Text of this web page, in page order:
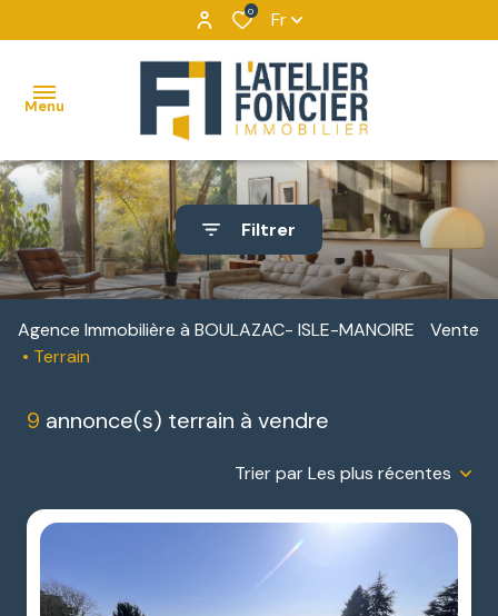
0 Fr
Menu
ACCUEIL
VENTES
MAISONS
APPARTEMENTS
IMMEUBLES
GARAGES
PARKINGS
BIENS
VENDUS
D'ENTREPRISE
VENTES
LOCATIONS
ESTIMATION
AGENCE
NOUS
NOUS
Filtrer
Agence Immobilière à BOULAZAC- ISLE-MANOIRE
Vente
Terrain
9 annonce(s) terrain à vendre
Trier par Les plus récentes